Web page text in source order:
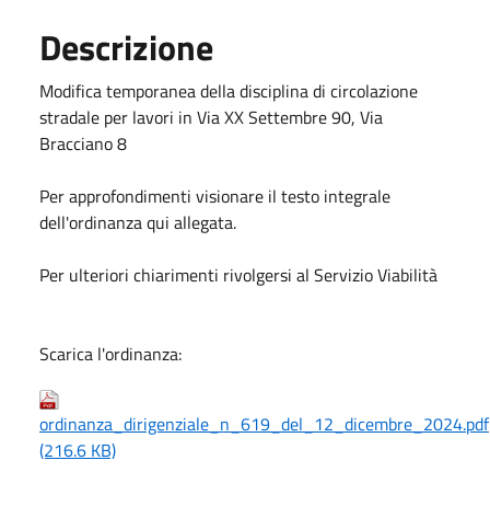
Descrizione
Modifica temporanea della disciplina di circolazione
stradale per lavori in Via XX Settembre 90, Via
Bracciano 8
Per approfondimenti visionare il testo integrale
dell'ordinanza qui allegata.
Per ulteriori chiarimenti rivolgersi al Servizio Viabilità
Scarica l'ordinanza:
ordinanza_dirigenziale_n_619_del_12_dicembre_2024.pdf
(216.6 KB)